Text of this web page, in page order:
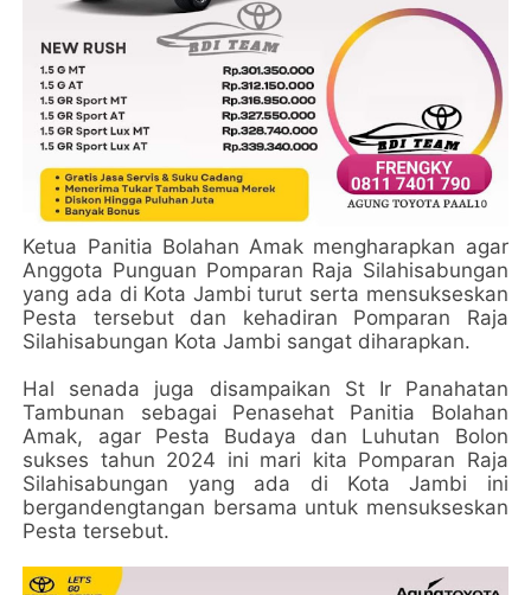
Ketua Panitia Bolahan Amak mengharapkan agar
Anggota Punguan Pomparan Raja Silahisabungan
yang ada di Kota Jambi turut serta mensukseskan
Pesta tersebut dan kehadiran Pomparan Raja
Silahisabungan Kota Jambi sangat diharapkan.
Hal senada juga disampaikan St Ir Panahatan
Tambunan sebagai Penasehat Panitia Bolahan
Amak, agar Pesta Budaya dan Luhutan Bolon
sukses tahun 2024 ini mari kita Pomparan Raja
Silahisabungan yang ada di Kota Jambi ini
bergandengtangan bersama untuk mensukseskan
Pesta tersebut.